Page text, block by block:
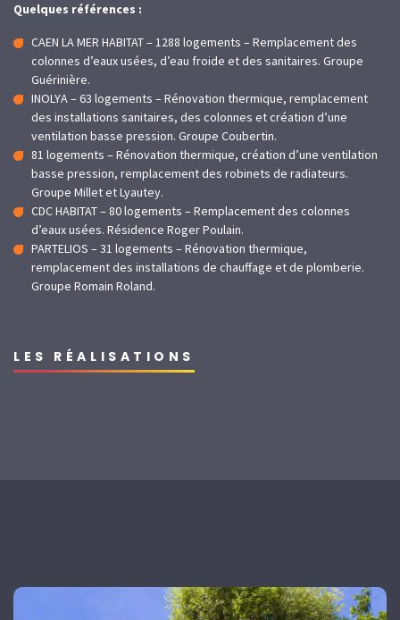
Quelques références :
CAEN LA MER HABITAT – 1288 logements – Remplacement des
colonnes d’eaux usées, d’eau froide et des sanitaires. Groupe
Guérinière.
INOLYA – 63 logements – Rénovation thermique, remplacement
des installations sanitaires, des colonnes et création d’une
ventilation basse pression. Groupe Coubertin.
81 logements – Rénovation thermique, création d’une ventilation
basse pression, remplacement des robinets de radiateurs.
Groupe Millet et Lyautey.
CDC HABITAT – 80 logements – Remplacement des colonnes
d’eaux usées. Résidence Roger Poulain.
PARTELIOS – 31 logements – Rénovation thermique,
remplacement des installations de chauffage et de plomberie.
Groupe Romain Roland.
LES RÉALISATIONS